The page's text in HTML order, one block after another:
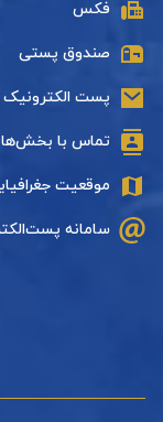
فکس
صندوق پستی
پست الکترونیک
تماس با
موقعیت
سامانه